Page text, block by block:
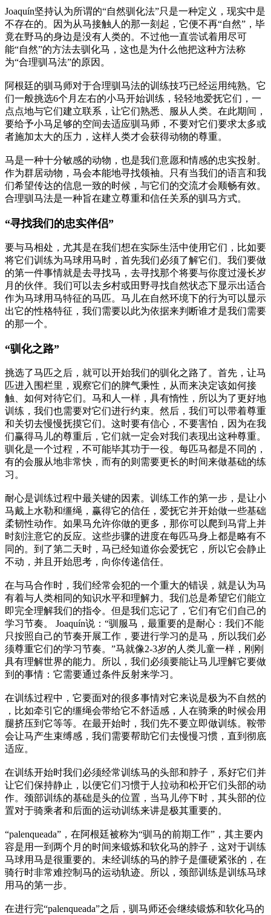
Joaquín坚持认为所谓的“自然驯化法”只是一种定义，现实中是
不存在的。因为从马接触人的那一刻起，它便不再“自然”，毕
竟在野马的身边是没有人类的。不过他一直尝试着用尽可
能“自然”的方法去驯化马，这也是为什么他把这种方法称
为“合理驯马法”的原因。
阿根廷的驯马师对于合理驯马法的训练技巧已经运用纯熟。它
们一般挑选6个月左右的小马开始训练，轻轻地爱抚它们，一
点点地与它们建立联系，让它们熟悉、服从人类。在此期间，
要给予小马足够的空间去适应驯马师，不要对它们要求太多或
者施加太大的压力，这样人类才会获得动物的尊重。
马是一种十分敏感的动物，也是我们意愿和情感的忠实投射。
作为群居动物，马会本能地寻找领袖。只有当我们的语言和我
们希望传达的信息一致的时候，与它们的交流才会顺畅有效。
合理驯马法是一种旨在建立尊重和信任关系的驯马方式。
“寻找我们的忠实伴侣”
要与马相处，尤其是在我们想在实际生活中使用它们，比如要
将它们训练为马球用马时，首先我们必须了解它们。我们要做
的第一件事情就是去寻找马，去寻找那个将要与你度过漫长岁
月的伙伴。我们可以去乡村或田野寻找自然状态下显示出适合
作为马球用马特征的马匹。马儿在自然环境下的行为可以显示
出它的性格特征，我们需要以此为依据来判断谁才是我们需要
的那一个。
“驯化之路”
挑选了马匹之后，就可以开始我们的驯化之路了。首先，让马
匹进入围栏里，观察它们的脾气秉性，从而来决定该如何接
触、如何对待它们。马和人一样，具有惰性，所以为了更好地
训练，我们也需要对它们进行约束。然后，我们可以带着尊重
和关切去慢慢抚摸它们。这时要有信心，不要害怕，因为在我
们赢得马儿的尊重后，它们就一定会对我们表现出这种尊重。
驯化是一个过程，不可能毕其功于一役。每匹马都是不同的，
有的会服从地非常快，而有的则需要更长的时间来做基础的练
习。
耐心是训练过程中最关键的因素。训练工作的第一步，是让小
马戴上水勒和缰绳，赢得它的信任，爱抚它并开始做一些基础
柔韧性动作。如果马允许你做的更多，那你可以爬到马背上并
时刻注意它的反应。这些步骤的进度在每匹马身上都是略有不
同的。到了第二天时，马已经知道你会爱抚它，所以它会静止
不动，并且开始思考，向你传递信任。
在与马合作时，我们经常会犯的一个重大的错误，就是认为马
有着与人类相同的知识水平和理解力。我们总是希望它们能立
即完全理解我们的指令。但是我们忘记了，它们有它们自己的
学习节奏。 Joaquín说：“驯服马，最重要的是耐心：我们不能
只按照自己的节奏开展工作，要进行学习的是马，所以我们必
须尊重它们的学习节奏。”马就像2-3岁的人类儿童一样，刚刚
具有理解世界的能力。所以，我们必须要能让马儿理解它要做
到的事情：它需要通过条件反射来学习。
在训练过程中，它要面对的很多事情对它来说是极为不自然的
，比如牵引它的缰绳会带给它不舒适感，人在骑乘的时候会用
腿挤压到它等等。在最开始时，我们先不要立即做训练。鞍带
会让马产生束缚感，我们需要帮助它们去慢慢习惯，直到彻底
适应。
在训练开始时我们必须经常训练马的头部和脖子，系好它们并
让它们保持静止，以便它们习惯于人拉动和松开它们头部的动
作。颈部训练的基础是头的位置，当马儿停下时，其头部的位
置对于骑乘者和后面的运动训练来讲是极其重要的。
“palenqueada”，在阿根廷被称为“驯马的前期工作”，其主要内
容是用一到两个月的时间来锻炼和软化马的脖子，这对于训练
马球用马是很重要的。未经训练的马的脖子是僵硬紧张的，在
骑行时非常难控制马的运动轨迹。所以，颈部训练是训练马球
用马的第一步。
在进行完“palenqueada”之后，驯马师还会继续锻炼和软化马的